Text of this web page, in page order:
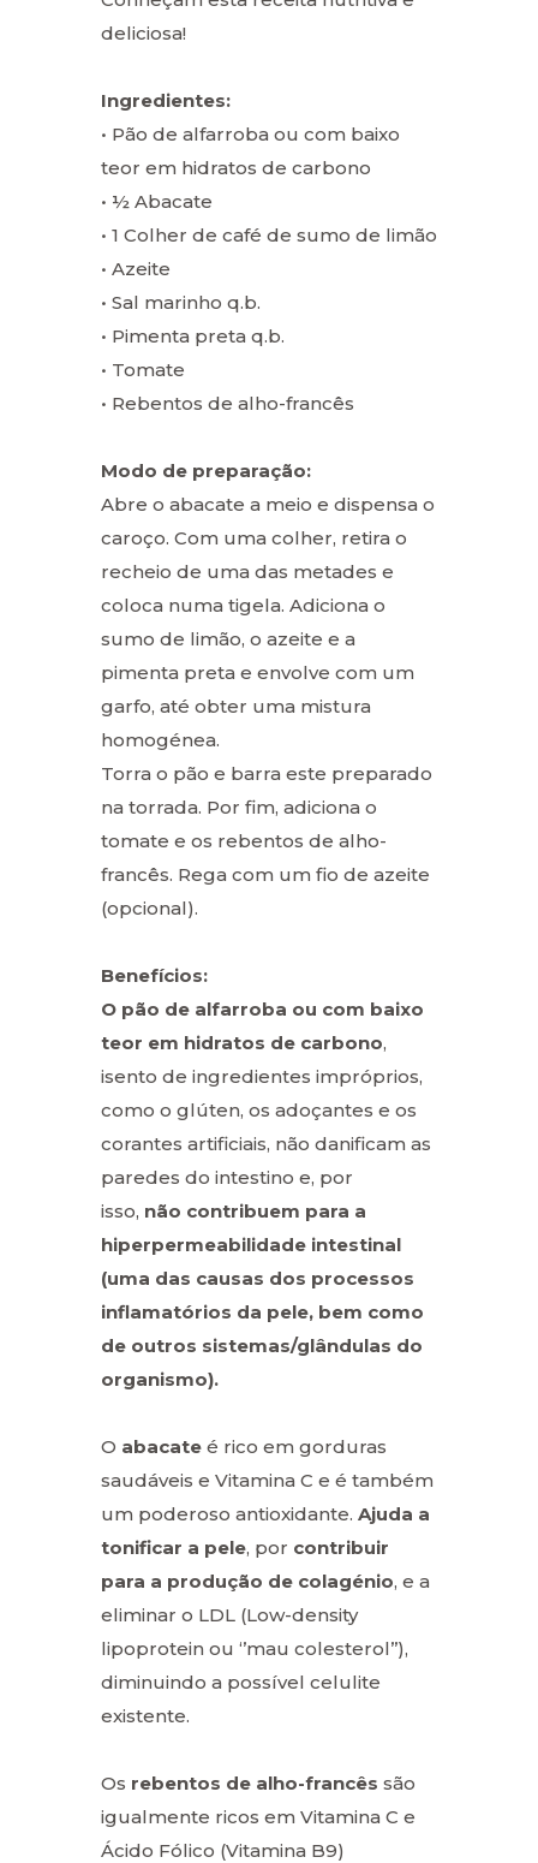
deliciosa!
Ingredientes:
• Pão de alfarroba ou com baixo
teor em hidratos de carbono
• ½ Abacate
• 1 Colher de café de sumo de limão
• Azeite
• Sal marinho q.b.
• Pimenta preta q.b.
• Tomate
• Rebentos de alho-francês
Modo de preparação:
Abre o abacate a meio e dispensa o
caroço. Com uma colher, retira o
recheio de uma das metades e
coloca numa tigela. Adiciona o
sumo de limão, o azeite e a
pimenta preta e envolve com um
garfo, até obter uma mistura
homogénea.
Torra o pão e barra este preparado
na torrada. Por fim, adiciona o
tomate e os rebentos de alho-
francês. Rega com um fio de azeite
(opcional).
Benefícios:
O pão de alfarroba ou com baixo
teor em hidratos de carbono,
isento de ingredientes impróprios,
como o glúten, os adoçantes e os
corantes artificiais, não danificam as
paredes do intestino e, por
isso, não contribuem para a
hiperpermeabilidade intestinal
(uma das causas dos processos
inflamatórios da pele, bem como
de outros sistemas/glândulas do
organismo).
O abacate é rico em gorduras
saudáveis e Vitamina C e é também
um poderoso antioxidante. Ajuda a
tonificar a pele, por contribuir
para a produção de colagénio, e a
eliminar o LDL (Low-density
lipoprotein ou ‘’mau colesterol’’),
diminuindo a possível celulite
existente.
Os rebentos de alho-francês são
igualmente ricos em Vitamina C e
Ácido Fólico (Vitamina B9)